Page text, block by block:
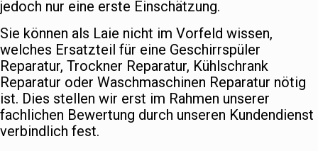
jedoch nur eine erste Einschätzung.
Sie können als Laie nicht im Vorfeld wissen,
welches Ersatzteil für eine Geschirrspüler
Reparatur, Trockner Reparatur, Kühlschrank
Reparatur oder Waschmaschinen Reparatur nötig
ist. Dies stellen wir erst im Rahmen unserer
fachlichen Bewertung durch unseren Kundendienst
verbindlich fest.